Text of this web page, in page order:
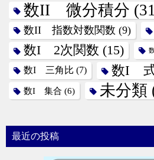
数II 微分積分
数II 指数対数関数 (9)
数I 2次関数 (15)
数I 三角比 (7) 数I
数I 集合 (6) 未分類
最近の投稿